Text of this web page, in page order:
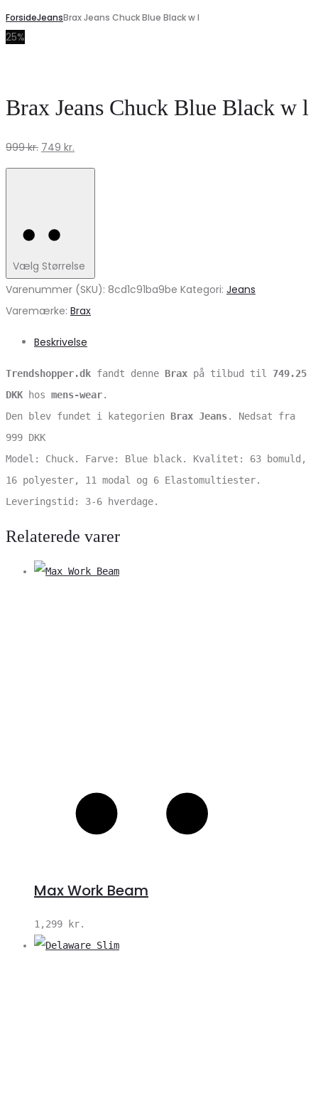
ForsideJeansBrax Jeans Chuck Blue Black w l
25%
Brax Jeans Chuck Blue Black w l
999kr. Den
oprindelige
999 kr..
749 kr.
aktuelle
Vælg Størrelse
Varenummer (SKU): 8cd1c91ba9be Kategori: Jeans
Varemærke: Brax
Beskrivelse
Trendshopper.dk fandt denne Brax på tilbud til 749.25
DKK hos mens-wear.
Den blev fundet i kategorien Brax Jeans. Nedsat fra
999 DKK
Model: Chuck. Farve: Blue black. Kvalitet: 63 bomuld,
16 polyester, 11 modal og 6 Elastomultiester.
Leveringstid: 3-6 hverdage.
Relaterede varer
Max Work Beam
1,299 kr.